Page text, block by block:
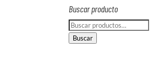
Buscar producto
Buscar
por:
Buscar